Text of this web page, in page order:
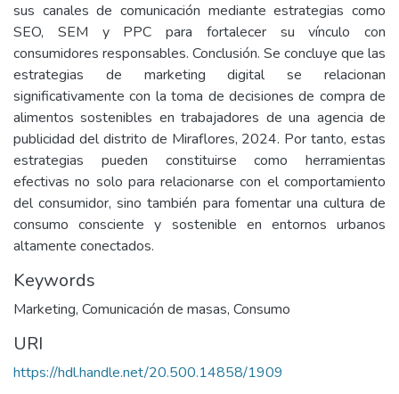
sus canales de comunicación mediante estrategias como
SEO, SEM y PPC para fortalecer su vínculo con
consumidores responsables. Conclusión. Se concluye que las
estrategias de marketing digital se relacionan
significativamente con la toma de decisiones de compra de
alimentos sostenibles en trabajadores de una agencia de
publicidad del distrito de Miraflores, 2024. Por tanto, estas
estrategias pueden constituirse como herramientas
efectivas no solo para relacionarse con el comportamiento
del consumidor, sino también para fomentar una cultura de
consumo consciente y sostenible en entornos urbanos
altamente conectados.
Keywords
Marketing, Comunicación de masas, Consumo
URI
https://hdl.handle.net/20.500.14858/1909